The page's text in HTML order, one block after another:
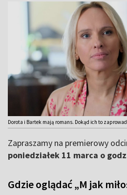
Dorota i Bartek mają romans. Dokąd ich to
Zapraszamy na premierowy
poniedziałek 11 marca o
Gdzie oglądać „M jak